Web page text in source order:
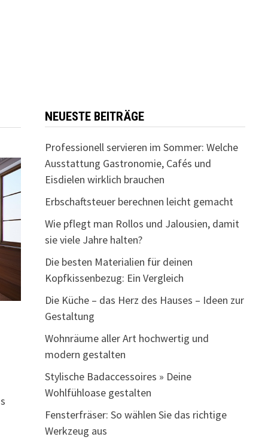
NEUESTE BEITRÄGE
Professionell servieren im Sommer: Welche
Ausstattung Gastronomie, Cafés und
Eisdielen wirklich brauchen
Erbschaftsteuer berechnen leicht gemacht
Wie pflegt man Rollos und Jalousien, damit
sie viele Jahre halten?
Die besten Materialien für deinen
Kopfkissenbezug: Ein Vergleich
Die Küche – das Herz des Hauses – Ideen zur
Gestaltung
Wohnräume aller Art hochwertig und
modern gestalten
Stylische Badaccessoires » Deine
Wohlfühloase gestalten
Fensterfräser: So wählen Sie das richtige
Werkzeug aus